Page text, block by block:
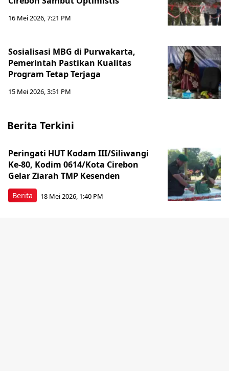
16 Mei 2026, 7:21 PM
Sosialisasi MBG di Purwakarta,
Pemerintah Pastikan Kualitas
Program Tetap Terjaga
15 Mei 2026, 3:51 PM
Berita Terkini
Berita
Peringati HUT Kodam III/Siliwangi
Ke-80, Kodim 0614/Kota Cirebon
Gelar Ziarah TMP Kesenden
18 Mei 2026, 1:40 PM